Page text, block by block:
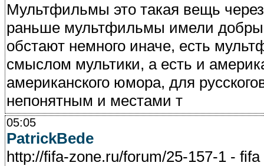
Мультфильмы это такая вещь
раньше мультфильмы имели
обстают немного иначе, есть
смыслом мультики, а есть и
американского юмора, для
непонятным и местами т
05:05
PatrickBede
http://fifa-zone.ru/forum/25-157-1 -